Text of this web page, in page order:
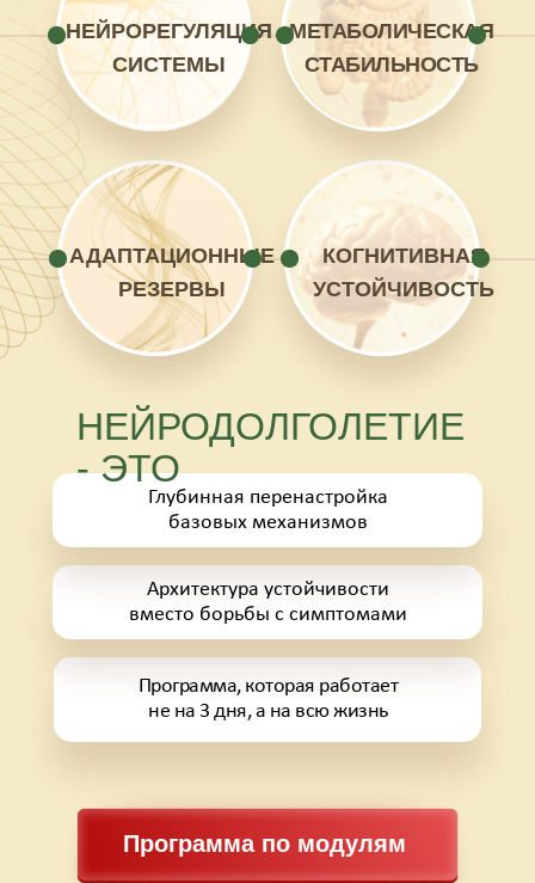
КОГНИТИВНАЯ
УСТОЙЧИВОСТЬ
АДАПТАЦИОННЫЕ
РЕЗЕРВЫ
МЕТАБОЛИЧЕСКАЯ
СТАБИЛЬНОСТЬ
НЕЙРОРЕГУЛЯЦИЯ
СИСТЕМЫ
Программа, которая работает
не на 3 дня, а на всю жизнь
Программа по модулям
Архитектура устойчивости
вместо борьбы с симптомами
Глубинная перенастройка
базовых механизмов
НЕЙРОДОЛГОЛЕТИЕ
- ЭТО